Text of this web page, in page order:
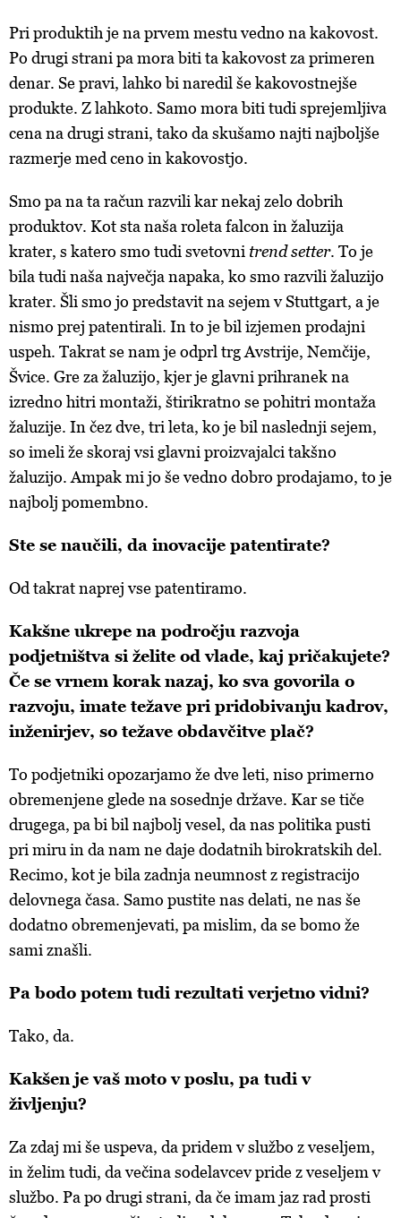
Pri produktih je na prvem mestu vedno na kakovost.
Po drugi strani pa mora biti ta kakovost za primeren
denar. Se pravi, lahko bi naredil še kakovostnejše
produkte. Z lahkoto. Samo mora biti tudi sprejemljiva
cena na drugi strani, tako da skušamo najti najboljše
razmerje med ceno in kakovostjo.
Smo pa na ta račun razvili kar nekaj zelo dobrih
produktov. Kot sta naša roleta falcon in žaluzija
krater, s katero smo tudi svetovni trend setter. To je
bila tudi naša največja napaka, ko smo razvili žaluzijo
krater. Šli smo jo predstavit na sejem v Stuttgart, a je
nismo prej patentirali. In to je bil izjemen prodajni
uspeh. Takrat se nam je odprl trg Avstrije, Nemčije,
Švice. Gre za žaluzijo, kjer je glavni prihranek na
izredno hitri montaži, štirikratno se pohitri montaža
žaluzije. In čez dve, tri leta, ko je bil naslednji sejem,
so imeli že skoraj vsi glavni proizvajalci takšno
žaluzijo. Ampak mi jo še vedno dobro prodajamo, to je
najbolj pomembno.
Ste se naučili, da inovacije patentirate?
Od takrat naprej vse patentiramo.
Kakšne ukrepe na področju razvoja
podjetništva si želite od vlade, kaj pričakujete?
Če se vrnem korak nazaj, ko sva govorila o
razvoju, imate težave pri pridobivanju kadrov,
inženirjev, so težave obdavčitve plač?
To podjetniki opozarjamo že dve leti, niso primerno
obremenjene glede na sosednje države. Kar se tiče
drugega, pa bi bil najbolj vesel, da nas politika pusti
pri miru in da nam ne daje dodatnih birokratskih del.
Recimo, kot je bila zadnja neumnost z registracijo
delovnega časa. Samo pustite nas delati, ne nas še
dodatno obremenjevati, pa mislim, da se bomo že
sami znašli.
Pa bodo potem tudi rezultati verjetno vidni?
Tako, da.
Kakšen je vaš moto v poslu, pa tudi v
življenju?
Za zdaj mi še uspeva, da pridem v službo z veseljem,
in želim tudi, da večina sodelavcev pride z veseljem v
službo. Pa po drugi strani, da če imam jaz rad prosti